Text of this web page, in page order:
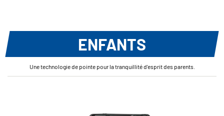
ENFANTS
Une technologie de pointe pour la tranquillité d'esprit des parents.